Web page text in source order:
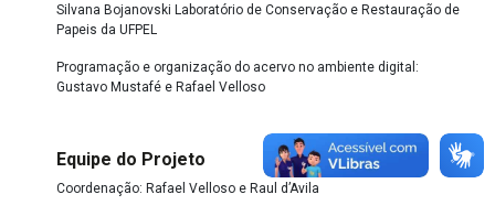
Silvana Bojanovski Laboratório de Conservação e Restauração de
Papeis da UFPEL
Programação e organização do acervo no ambiente digital:
Gustavo Mustafé e Rafael Velloso
Equipe do Projeto
Coordenação: Rafael Velloso e Raul d’Avila